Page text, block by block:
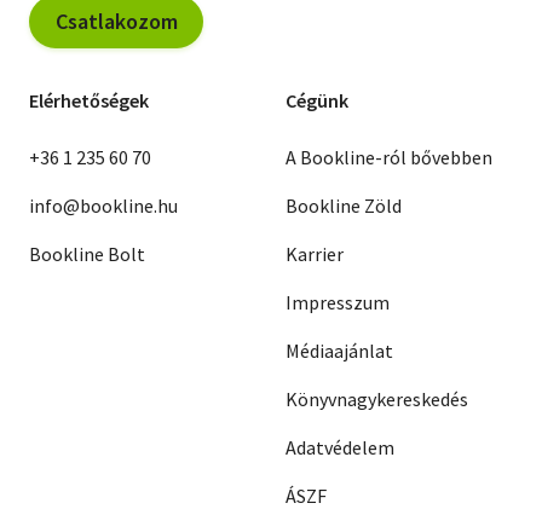
Csatlakozom
Elérhetőségek
+36 1 235 60 70
info@bookline.hu
Bookline Bolt
Cégünk
A Bookline-ról bővebben
Bookline Zöld
Karrier
Impresszum
Médiaajánlat
Könyvnagykereskedés
Adatvédelem
ÁSZF